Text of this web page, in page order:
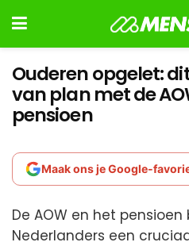
Ouderen opgelet:
van plan met de
pensioen
Maak ons je Google-
De AOW en het
Nederlanders een